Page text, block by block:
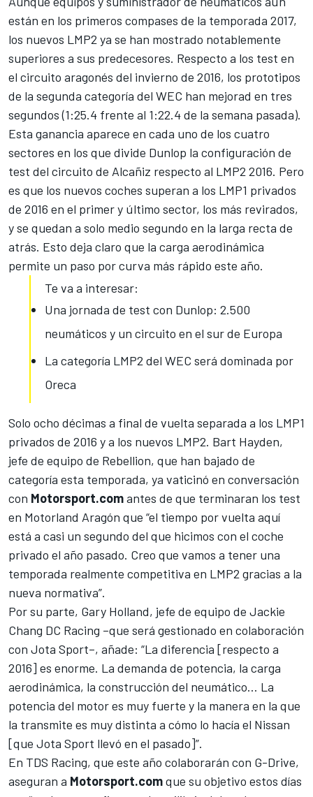
están en los primeros compases de la temporada 2017,
los nuevos LMP2 ya se han mostrado notablemente
superiores a sus predecesores. Respecto a los test en
el circuito aragonés del invierno de 2016, los prototipos
de la segunda categoría del WEC han mejorad en tres
segundos (1:25.4 frente al 1:22.4 de la semana pasada).
Esta ganancia aparece en cada uno de los cuatro
sectores en los que divide Dunlop la configuración de
test del circuito de Alcañiz respecto al LMP2 2016. Pero
es que los nuevos coches superan a los LMP1 privados
de 2016 en el primer y último sector, los más revirados,
y se quedan a solo medio segundo en la larga recta de
atrás. Esto deja claro que la carga aerodinámica
permite un paso por curva más rápido este año.
Te va a interesar:
Una jornada de test con Dunlop: 2.500
neumáticos y un circuito en el sur de Europa
La categoría LMP2 del WEC será dominada por
Oreca
Solo ocho décimas a final de vuelta separada a los LMP1
privados de 2016 y a los nuevos LMP2. Bart Hayden,
jefe de equipo de Rebellion, que han bajado de
categoría esta temporada, ya vaticinó en conversación
con Motorsport.comantes de que terminaran los test
en Motorland Aragón que “el tiempo por vuelta aquí
está a casi un segundo del que hicimos con el coche
privado el año pasado. Creo que vamos a tener una
temporada realmente competitiva en LMP2 gracias a la
nueva normativa”.
Por su parte, Gary Holland, jefe de equipo de Jackie
Chang DC Racing –que será gestionado en colaboración
con Jota Sport–, añade: “La diferencia [respecto a
2016] es enorme. La demanda de potencia, la carga
aerodinámica, la construcción del neumático… La
potencia del motor es muy fuerte y la manera en la que
la transmite es muy distinta a cómo lo hacía el Nissan
[que Jota Sport llevó en el pasado]”.
En TDS Racing, que este año colaborarán con G-Drive,
aseguran a Motorsport.comque su objetivo estos días